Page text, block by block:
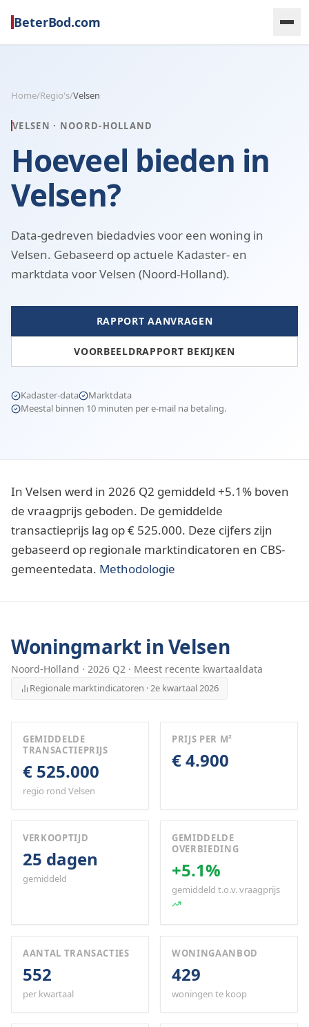
BeterBod.com
Home/Regio's/Velsen
VELSEN · NOORD-HOLLAND
Hoeveel bieden in
Velsen?
Data-gedreven biedadvies voor een woning in
Velsen. Gebaseerd op actuele Kadaster- en
marktdata voor Velsen (Noord-Holland).
RAPPORT AANVRAGEN
VOORBEELDRAPPORT BEKIJKEN
Kadaster-data
Marktdata
Meestal binnen 10 minuten per e-mail na betaling.
In Velsen werd in 2026 Q2 gemiddeld +5.1% boven
de vraagprijs geboden. De gemiddelde
transactieprijs lag op € 525.000. Deze cijfers zijn
gebaseerd op regionale marktindicatoren en CBS-
gemeentedata. Methodologie
Woningmarkt inVelsen
Noord-Holland · 2026 Q2 · Meest recente kwartaaldata
Regionale marktindicatoren · 2e kwartaal 2026
GEMIDDELDE
TRANSACTIEPRIJS
€ 525.000
regio rond Velsen
PRIJS PER M²
€ 4.900
VERKOOPTIJD
25 dagen
gemiddeld
GEMIDDELDE
OVERBIEDING
+5.1%
gemiddeld t.o.v. vraagprijs
AANTAL TRANSACTIES
552
per kwartaal
WONINGAANBOD
429
woningen te koop